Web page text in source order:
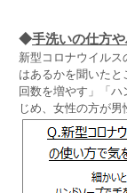
◆手洗いの仕方
新型コロナウイル
はあるかを聞いた
回数を増やす」「
じめ、女性の方が